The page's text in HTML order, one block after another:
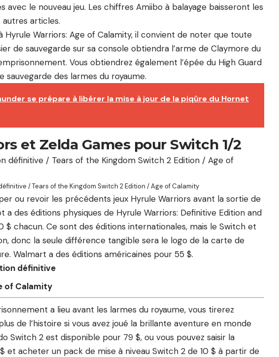
avec le nouveau jeu. Les chiffres Amiibo à balayage baisseront les
autres articles.
Hyrule Warriors: Age of Calamity, il convient de noter que toute
de sauvegarde sur sa console obtiendra l’arme de Claymore du
Vous obtiendrez également l’épée du High Guard
sauvegarde des larmes du royaume.
se prépare à libérer la mise à jour de la piqûre du Hornet
et Zelda Games pour Switch 1/2
/ Tears of the Kingdom Switch 2 Edition / Age of Calamity
ou revoir les précédents jeux Hyrule Warriors avant la sortie de
a des éditions physiques de Hyrule Warriors: Definitive Edition and
$ chacun. Ce sont des éditions internationales, mais le Switch et
donc la seule différence tangible sera le logo de la carte de
Walmart a des éditions américaines pour 55 $.
définitive
of Calamity
a lieu avant les larmes du royaume, vous tirerez
de l’histoire si vous avez joué la brillante aventure en monde
Switch 2 est disponible pour 79 $, ou vous pouvez saisir la
et acheter un pack de mise à niveau Switch 2 de 10 $ à partir de